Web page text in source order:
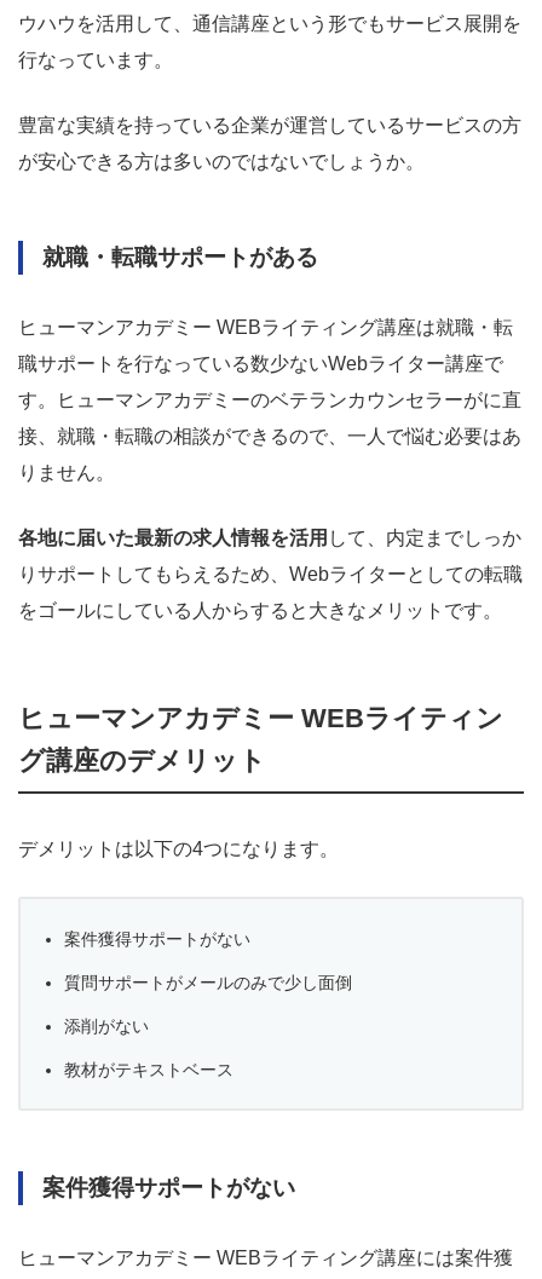
ウハウを活用して、通信講座という形でもサービス展開を
行なっています。
豊富な実績を持っている企業が運営しているサービスの方
が安心できる方は多いのではないでしょうか。
就職・転職サポートがある
ヒューマンアカデミー WEBライティング講座は就職・転
職サポートを行なっている数少ないWebライター講座で
す。ヒューマンアカデミーのベテランカウンセラーがに直
接、就職・転職の相談ができるので、一人で悩む必要はあ
りません。
各地に届いた最新の求人情報を活用 して、内定までしっか
りサポートしてもらえるため、Webライターとしての転職
をゴールにしている人からすると大きなメリットです。
ヒューマンアカデミー WEBライティン
グ講座のデメリット
デメリットは以下の4つになります。
案件獲得サポートがない
質問サポートがメールのみで少し面倒
添削がない
教材がテキストベース
案件獲得サポートがない
ヒューマンアカデミー WEBライティング講座には案件獲